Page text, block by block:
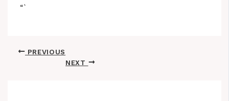
“`
PREVIOUS
NEXT